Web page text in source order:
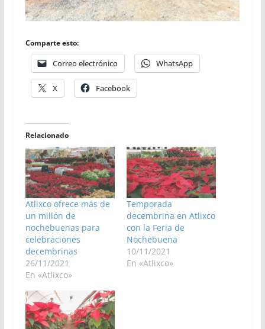
Comparte esto:
Correo electrónico WhatsApp
X Facebook
Relacionado
Atlixco ofrece más de
un millón de
nochebuenas para
celebraciones
decembrinas
26/11/2021
En «Atlixco»
Temporada
decembrina en Atlixco
con la Feria de
Nochebuena
10/11/2021
En «Atlixco»